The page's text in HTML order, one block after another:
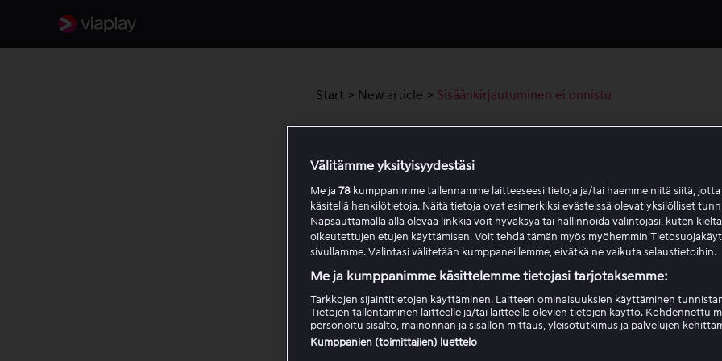
Start > New article > Sisäänkirjautuminen ei onnistu
Huom! Et voi kirjautua sisään Viaplayihin EU:n ulkopuolella. Lue
Sähköpostiosoite tai salasana ei täsmää
Sisäänkirjautuminen TV:n ruudulla näkyvällä
nelimerkkisellä koodilla ei onnistu
Välitämme yksityisyydestäsi
Me ja 78 kumppanimme tallennamme laitteeseesi tietoja ja/tai haemme niitä siitä,
käsitellä henkilötietoja. Näitä tietoja ovat esimerkiksi evästeissä olevat yksilölliset
Napsauttamalla alla olevaa linkkiä voit hyväksyä tai hallinnoida valintojasi, kuten
oikeutettujen etujen käyttämisen. Voit tehdä tämän myös myöhemmin
sivullamme. Valintasi välitetään kumppaneillemme, eivätkä ne vaikuta selaustietoihin.
Me ja kumppanimme käsittelemme tietojasi tarjotaksemme:
Tarkkojen sijaintitietojen käyttäminen. Laitteen ominaisuuksien käyttäminen
Tietojen tallentaminen laitteelle ja/tai laitteella olevien tietojen käyttö. Kohdennettu
personoitu sisältö, mainonnan ja sisällön mittaus, yleisötutkimus ja palvelujen
Kumppanien (toimittajien) luettelo